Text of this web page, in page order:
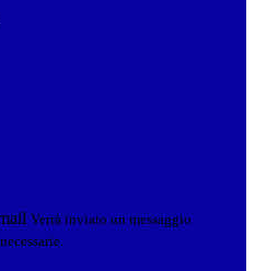
Verrà inviato un messaggio